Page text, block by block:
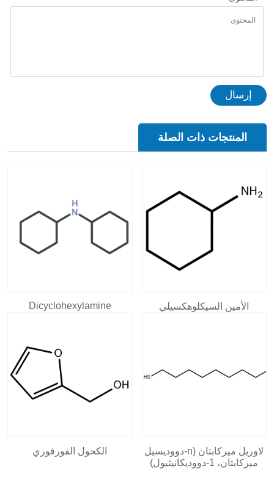
إرسال
المنتجات ذات الصلة
Dicyclohexylamine الأمين السيكلوهكسيلي
الكحول الفورفوري
لاوريل ميركابتان (n-دووديسيل
ميركابتان، 1-دووديكانيثيول)